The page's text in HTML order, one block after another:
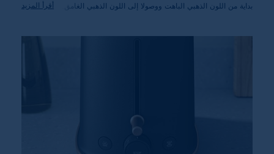
بداية من اللون الذهبي الباهت ووصولا إلى اللون الذهبي الغامق.
أقرأ المزيد